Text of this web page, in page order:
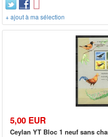
+ ajout à ma sélection
5,00 EUR
Ceylan YT Bloc 1 neuf sans